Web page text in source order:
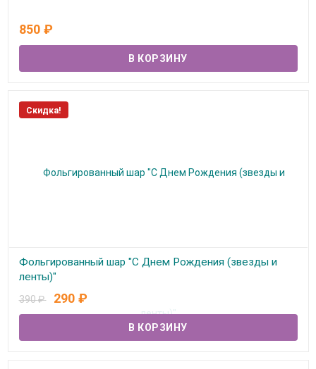
850 ₽
Скидка!
Фольгированный шар "С Днем Рождения (звезды и
ленты)"
В наличии
390₽ 290 ₽